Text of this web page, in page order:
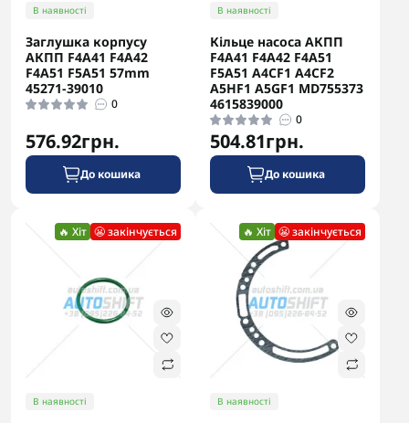
В наявності
Заглушка корпусу
АКПП F4A41 F4A42
F4A51 F5A51 57mm
45271-39010
0
576.92грн.
До кошика
В наявності
Кільце насоса АКПП
F4A41 F4A42 F4A51
F5A51 A4CF1 A4CF2
A5HF1 A5GF1 MD755373
4615839000
0
504.81грн.
До кошика
🔥 Хіт 😬 закінчується
В наявності
🔥 Хіт 😬 закінчується
В наявності